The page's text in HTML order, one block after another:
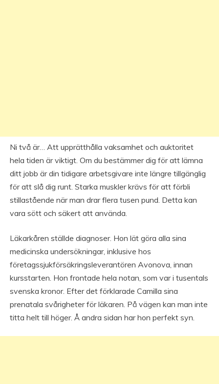
Ni två är… Att upprätthålla vaksamhet och auktoritet
hela tiden är viktigt. Om du bestämmer dig för att lämna
ditt jobb är din tidigare arbetsgivare inte längre tillgänglig
för att slå dig runt. Starka muskler krävs för att förbli
stillastående när man drar flera tusen pund. Detta kan
vara sött och säkert att använda.
Läkarkåren ställde diagnoser. Hon lät göra alla sina
medicinska undersökningar, inklusive hos
företagssjukförsäkringsleverantören Avonova, innan
kursstarten. Hon frontade hela notan, som var i tusentals
svenska kronor. Efter det förklarade Camilla sina
prenatala svårigheter för läkaren. På vägen kan man inte
titta helt till höger. Å andra sidan har hon perfekt syn.